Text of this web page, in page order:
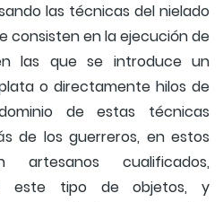
las técnicas del nielado
consisten en la ejecución de
las que se introduce un
o directamente hilos de
de estas técnicas
de los guerreros, en estos
artesanos cualificados,
este tipo de objetos, y